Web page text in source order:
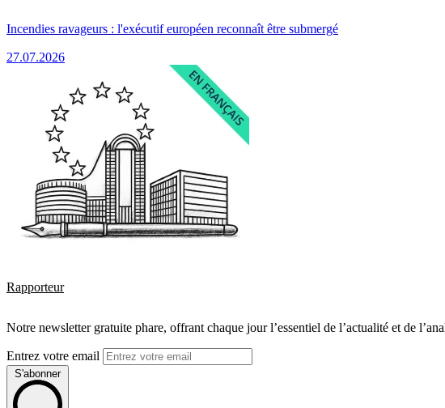
Incendies ravageurs : l'exécutif européen reconnaît être submergé
27.07.2026
Rapporteur
Notre newsletter gratuite phare, offrant chaque jour l’essentiel de l’actualité et de
Entrez votre email
S'abonner